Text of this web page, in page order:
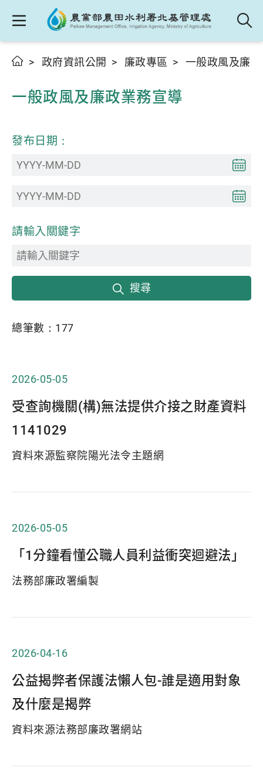
政府資訊公開 廉政專區 一般政風及廉
一般政風及廉政業務宣導
發布日期：
請輸入關鍵字
搜尋
總筆數： 177
2026-05-05
受查詢機關(構)無法提供介接之財產資料
1141029
資料來源監察院陽光法令主題網
2026-05-05
「1分鐘看懂公職人員利益衝突迴避法」
法務部廉政署編製
2026-04-16
公益揭弊者保護法懶人包-誰是適用對象
及什麼是揭弊
資料來源法務部廉政署網站